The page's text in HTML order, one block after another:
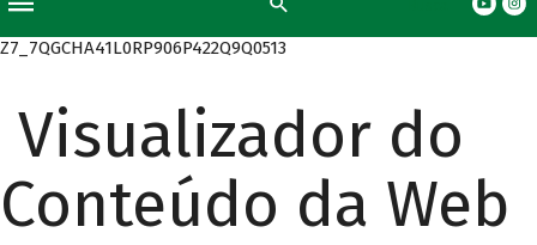
Z7_7QGCHA41L0RP906P422Q9Q0513
Visualizador do
Conteúdo da Web